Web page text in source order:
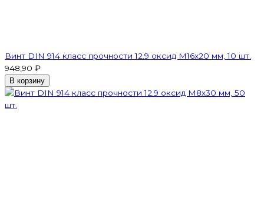
Винт DIN 914 класс прочности 12.9 оксид M16x20 мм, 10 шт.
948,90 ₽
В корзину